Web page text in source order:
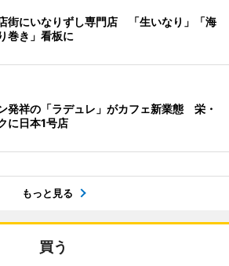
街にいなりずし専門店 「生いなり」「海
巻き」看板に
発祥の「ラデュレ」がカフェ新業態 栄・
に日本1号店
もっと見る
買う